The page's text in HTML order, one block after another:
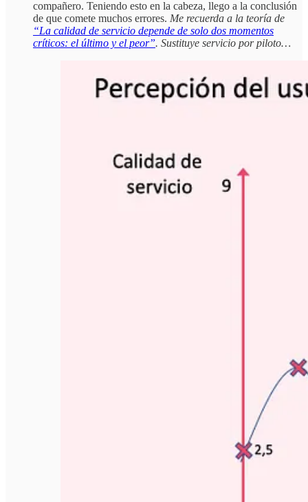
compañero. Teniendo esto en la cabeza, llego a la conclusión
de que comete muchos errores. Me recuerda a la teoría de
“La calidad de servicio depende de solo dos momentos
críticos: el último y el peor”. Sustituye servicio por piloto…